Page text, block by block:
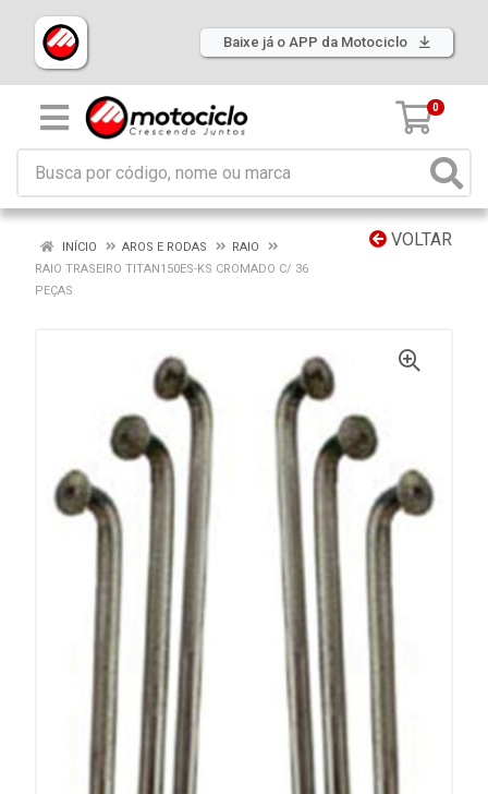
Baixe já o APP da Motociclo
0
VOLTAR
INÍCIO AROS E RODAS
RAIO
RAIO TRASEIRO TITAN150ES-KS CROMADO C/ 36
PEÇAS